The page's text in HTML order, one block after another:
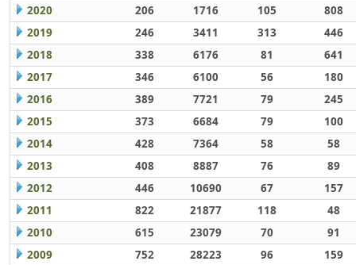
2020
206 1716 105
808
2019
246 3411 313
446
2018
338 6176 81
641
2017
346 6100 56
180
2016
389 7721 79
245
2015
373 6684 79
100
2014
428 7364 58
58
2013
408 8887 76
89
2012
446 10690 67
157
2011
822 21877 118
48
2010
615 23079 70
91
2009
752 28223 96
159